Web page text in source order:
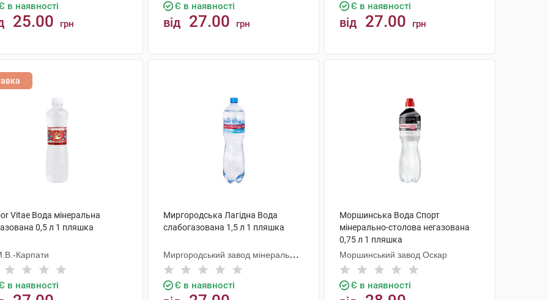
в наявності
25.00 грн
Є в наявності
від 27.00 грн
Є в наявності
від 27.00 грн
Vitae Вода мінеральна
0,5 л 1 пляшка
Карпати
в наявності
Миргородська Лагідна Вода
слабогазована 1,5 л 1 пляшка
Миргородський завод мінеральних
вод
Є в наявності
Моршинська Вода Спорт
мінерально-столова негазована
0,75 л 1 пляшка
Моршинський завод Оскар
Є в наявності